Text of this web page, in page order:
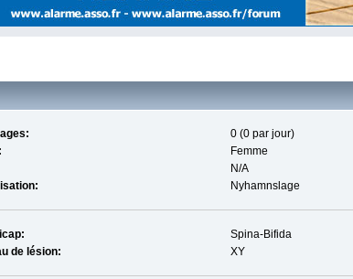
0 (0 par jour)
Femme
N/A
Nyhamnslage
Spina-Bifida
de lésion:
XY